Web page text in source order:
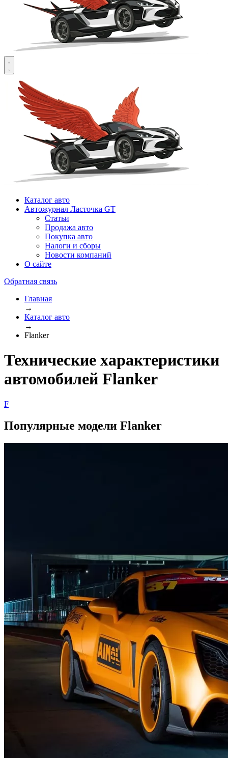
Каталог авто
Автожурнал Ласточка GT
Статьи
Продажа авто
Покупка авто
Налоги и сборы
Новости компаний
О сайте
Обратная связь
Главная
→
Каталог авто
→
Flanker
Технические характеристики
автомобилей Flanker
F
Популярные модели Flanker